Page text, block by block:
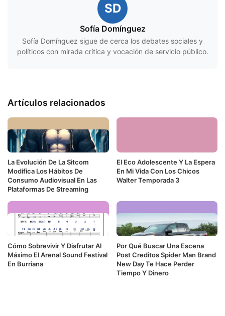
SD
Sofía Domínguez
Sofía Domínguez sigue de cerca los debates sociales y
políticos con mirada crítica y vocación de servicio público.
Artículos relacionados
La Evolución De La Sitcom
Modifica Los Hábitos De
Consumo Audiovisual En Las
Plataformas De Streaming
El Eco Adolescente Y La Espera
En Mi Vida Con Los Chicos
Walter Temporada 3
Cómo Sobrevivir Y Disfrutar Al
Máximo El Arenal Sound Festival
En Burriana
Por Qué Buscar Una Escena
Post Creditos Spider Man Brand
New Day Te Hace Perder
Tiempo Y Dinero